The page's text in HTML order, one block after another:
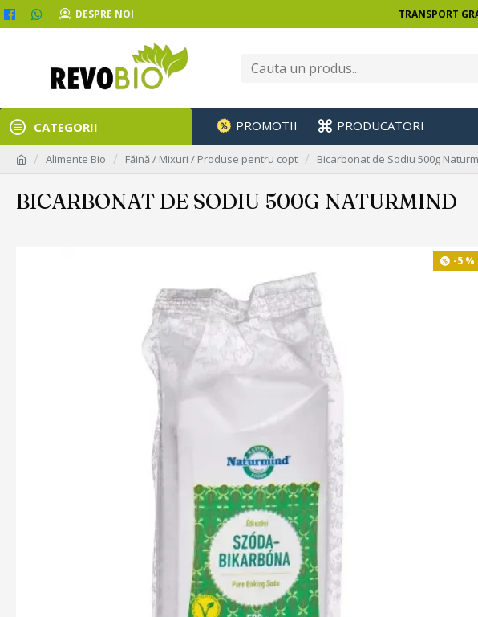
DESPRE NOI TRANSPORT
CATEGORII PROMOTII PRODUCATORI
Alimente Bio Făină / Mixuri / Produse pentru copt Bicarbonat de Sodiu 500g
BICARBONAT DE SODIU 500G NATURMIND
-5 %